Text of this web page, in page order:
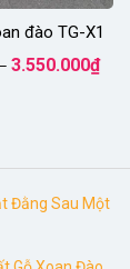
đào TG-X1
– 3.550.000₫giá:
Đằng Sau Một